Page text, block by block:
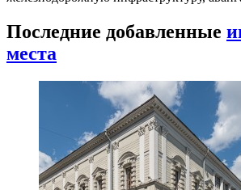
Последние добавленные
места